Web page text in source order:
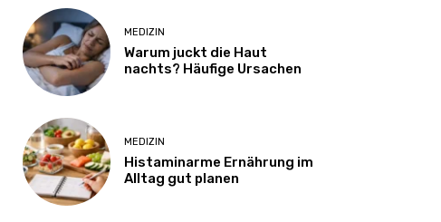
MEDIZIN
Warum juckt die Haut
nachts? Häufige Ursachen
MEDIZIN
Histaminarme Ernährung im
Alltag gut planen